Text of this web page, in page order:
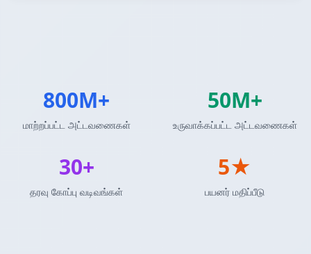
800M+
மாற்றப்பட்ட அட்டவணைகள்
50M+
உருவாக்கப்பட்ட அட்டவணைகள்
30+
தரவு கோப்பு வடிவங்கள்
5★
பயனர் மதிப்பீடு